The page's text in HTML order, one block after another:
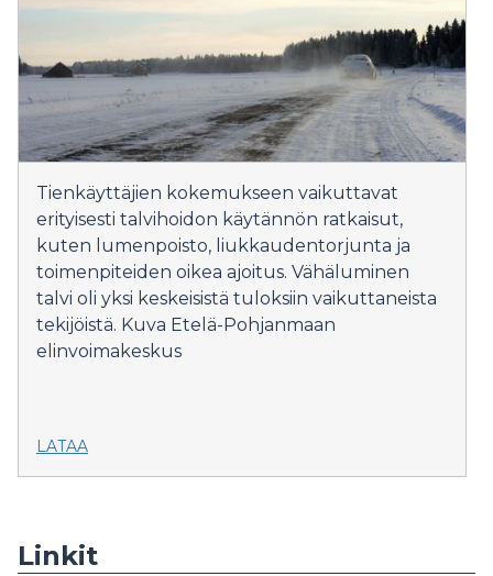
Tienkäyttäjien kokemukseen vaikuttavat
erityisesti talvihoidon käytännön ratkaisut,
kuten lumenpoisto, liukkaudentorjunta ja
toimenpiteiden oikea ajoitus. Vähäluminen
talvi oli yksi keskeisistä tuloksiin vaikuttaneista
tekijöistä. Kuva Etelä-Pohjanmaan
elinvoimakeskus
LATAA
Linkit